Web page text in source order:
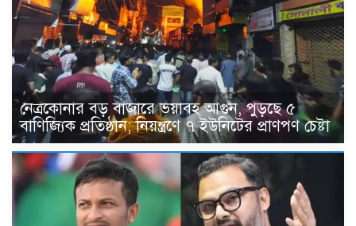
নেত্রকোনার বড় বাজারে ভয়াবহ আগুন, পুড়ছে ৫
বাণিজ্যিক প্রতিষ্ঠান; নিয়ন্ত্রণে ৭ ইউনিটের প্রাণপণ চেষ্টা